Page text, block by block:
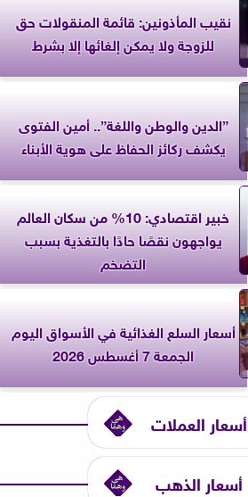
نقيب المأذونين: قائمة المنقولات حق
للزوجة ولا يمكن إلغائها إلا بشرط
”الدين والوطن واللغة”.. أمين الفتوى
يكشف ركائز الحفاظ على هوية الأبناء
خبير اقتصادي: 10% من سكان العالم
يواجهون نقصًا حادًا بالتغذية بسبب
التضخم
أسعار السلع الغذائية في الأسواق اليوم
الجمعة 7 أغسطس 2026
أسعار العملات
أسعار الذهب